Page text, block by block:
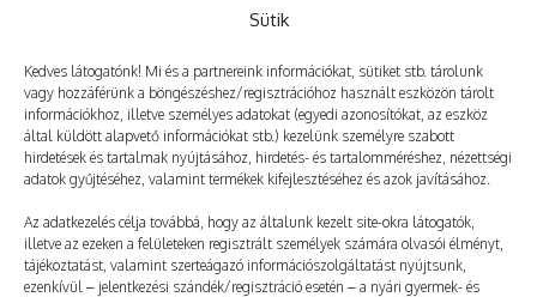
Sütik
Kedves látogatónk! Mi és a partnereink információkat, sütiket stb. tárolunk
vagy hozzáférünk a böngészéshez/regisztrációhoz használt eszközön tárolt
információkhoz, illetve személyes adatokat (egyedi azonosítókat, az eszköz
által küldött alapvető információkat stb.) kezelünk személyre szabott
hirdetések és tartalmak nyújtásához, hirdetés- és tartalomméréshez, nézettségi
adatok gyűjtéséhez, valamint termékek kifejlesztéséhez és azok javításához.
Az adatkezelés célja továbbá, hogy az általunk kezelt site-okra látogatók,
illetve az ezeken a felületeken regisztrált személyek számára olvasói élményt,
tájékoztatást, valamint szerteágazó információszolgáltatást nyújtsunk,
ezenkívül – jelentkezési szándék/regisztráció esetén – a nyári gyermek- és
film, robotika, angoltábor, fotós tábor, sporttábor,
Vélemény, hozzászólás?
Az e-mail-címet nem tesszük közzé. A kötelező mezőket
*karakterrel jelöltük